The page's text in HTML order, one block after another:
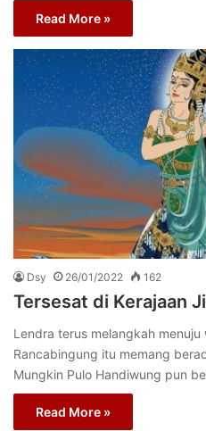
Read More »
Dsy 26/01/2022 162
Tersesat di Kerajaan
Lendra terus melangkah
Rancabingung itu memang
Mungkin Pulo Handiwung pun
Read More »